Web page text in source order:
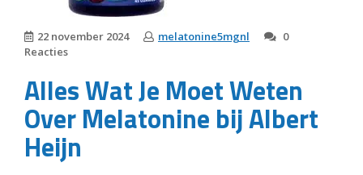
22 november 2024 melatonine5mgnl
0
Reacties
Alles Wat Je Moet Weten
Over Melatonine bij Albert
Heijn